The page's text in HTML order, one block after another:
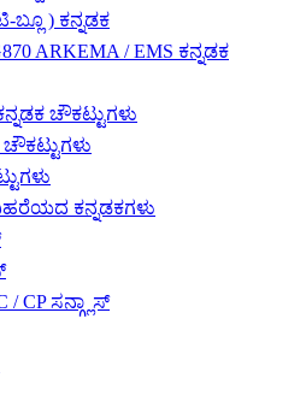
) ಕನ್ನಡಕ
ARKEMA / EMS ಕನ್ನಡಕ
ಚೌಕಟ್ಟುಗಳು
ಚೌಕಟ್ಟುಗಳು
ಕನ್ನಡಕಗಳು
/ CP ಸನ್ಗ್ಲಾಸ್